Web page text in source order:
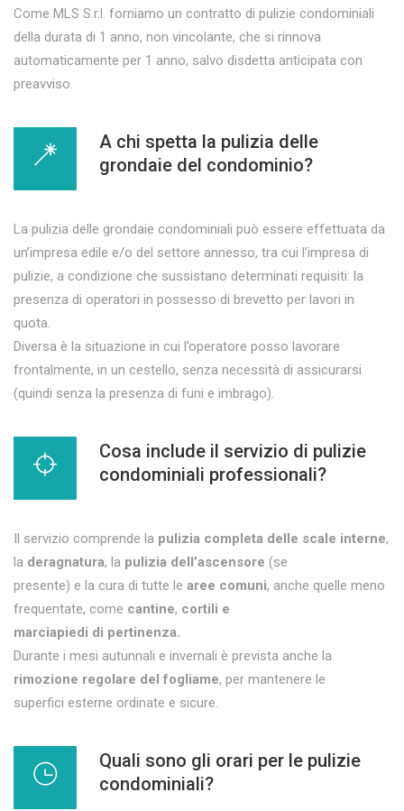
Come MLS S.r.l. forniamo un contratto di pulizie condominiali
della durata di 1 anno, non vincolante, che si rinnova
automaticamente per 1 anno, salvo disdetta anticipata con
preavviso.
A chi spetta la pulizia delle
grondaie del condominio?
La pulizia delle grondaie condominiali può essere effettuata da
un’impresa edile e/o del settore annesso, tra cui l’impresa di
pulizie, a condizione che sussistano determinati requisiti: la
presenza di operatori in possesso di brevetto per lavori in
quota.
Diversa è la situazione in cui l’operatore posso lavorare
frontalmente, in un cestello, senza necessità di assicurarsi
(quindi senza la presenza di funi e imbrago).
Cosa include il servizio di pulizie
condominiali professionali?
Il servizio comprende la pulizia completa delle scale interne,
la deragnatura, la pulizia dell’ascensore (se
presente) e la cura di tutte le aree comuni, anche quelle meno
frequentate, come cantine, cortili e
marciapiedi di pertinenza.
Durante i mesi autunnali e invernali è prevista anche la
rimozione regolare del fogliame, per mantenere le
superfici esterne ordinate e sicure.
Quali sono gli orari per le pulizie
condominiali?